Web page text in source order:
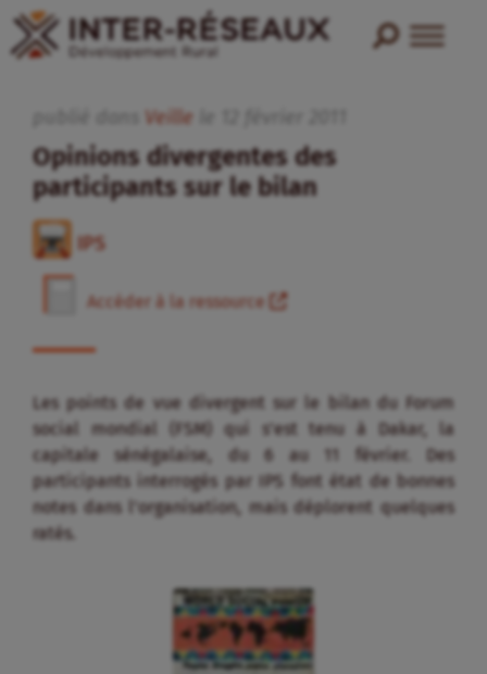
Veille
Opinions divergentes des
participants sur le bilan
IPS
Accéder à la ressource
Les points de vue divergent sur le bilan du Forum
social mondial (FSM) qui s’est tenu à Dakar, la
capitale sénégalaise, du 6 au 11 février. Des
participants interrogés par IPS font état de bonnes
notes dans l’organisation, mais déplorent quelques
ratés.